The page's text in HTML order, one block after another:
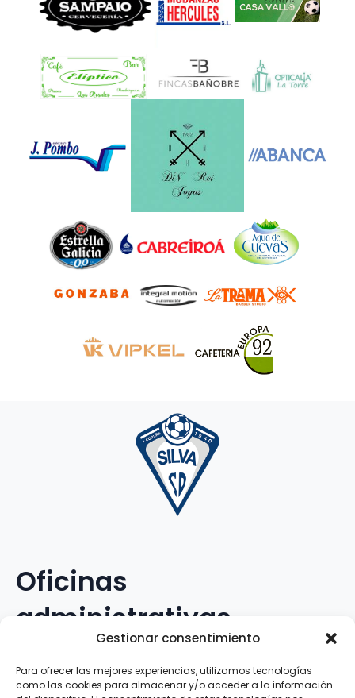
Gestionar consentimiento
Para ofrecer las mejores experiencias, utilizamos tecnologías
como las cookies para almacenar y/o acceder a la información
Oficinas
administrativas
Avenida Galileo Galilei, 12
15.008 · A Coruña · España